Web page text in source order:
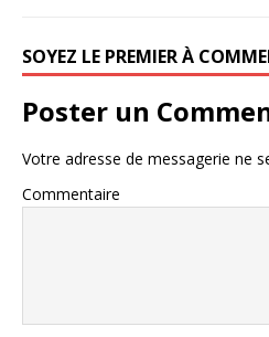
SOYEZ LE PREMIER À
Poster un
Votre adresse de messagerie ne
Commentaire